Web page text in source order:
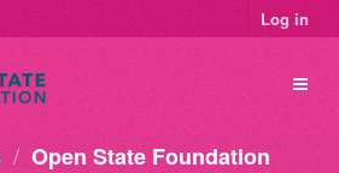
Log in
Open State Foundation